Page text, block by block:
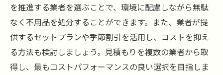
を推進する業者を選ぶことで、環境に配慮しながら無駄
なく不用品を処分することができます。また、業者が提
供するセットプランや季節割引を活用し、コストを抑え
る方法も検討しましょう。見積もりを複数の業者から取
得し、最もコストパフォーマンスの良い選択を目指しま